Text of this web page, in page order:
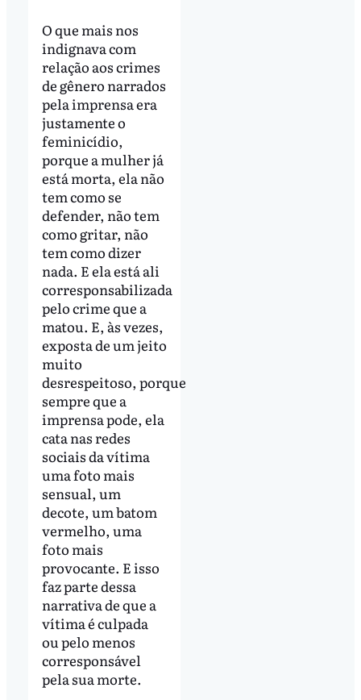
O que mais nos
indignava com
relação aos crimes
de gênero narrados
pela imprensa era
justamente o
feminicídio,
porque a mulher já
está morta, ela não
tem como se
defender, não tem
como gritar, não
tem como dizer
nada. E ela está ali
corresponsabilizada
pelo crime que a
matou. E, às vezes,
exposta de um jeito
muito
desrespeitoso, porque
sempre que a
imprensa pode, ela
cata nas redes
sociais da vítima
uma foto mais
sensual, um
decote, um batom
vermelho, uma
foto mais
provocante. E isso
faz parte dessa
narrativa de que a
vítima é culpada
ou pelo menos
corresponsável
pela sua morte.